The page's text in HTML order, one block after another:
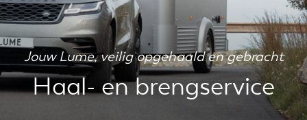
Jouw Lume, veilig opgehaald en gebracht
Haal- en brengservice